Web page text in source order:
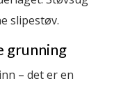
slipestøv.
grunning
– det er en